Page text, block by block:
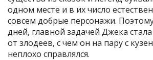
одном месте и в их число
совсем добрые персонажи.
дней, главной задачей Джека
от злодеев, с чем он на пару с
неплохо справлялся.